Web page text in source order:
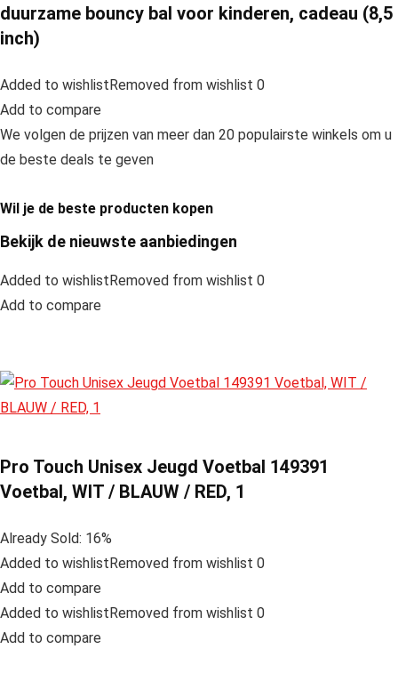
duurzame bouncy bal voor kinderen, cadeau (8,5
inch)
Added to wishlistRemoved from wishlist 0
Add to compare
We volgen de prijzen van meer dan 20 populairste winkels om u
de beste deals te geven
Wil je de beste producten kopen
Bekijk de nieuwste aanbiedingen
Added to wishlistRemoved from wishlist 0
Add to compare
Pro Touch Unisex Jeugd Voetbal 149391
Voetbal, WIT / BLAUW / RED, 1
Already Sold: 16%
Added to wishlistRemoved from wishlist 0
Add to compare
Added to wishlistRemoved from wishlist 0
Add to compare